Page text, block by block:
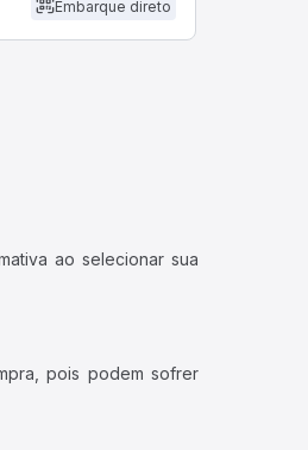
Embarque direto
ao selecionar sua
pois podem sofrer